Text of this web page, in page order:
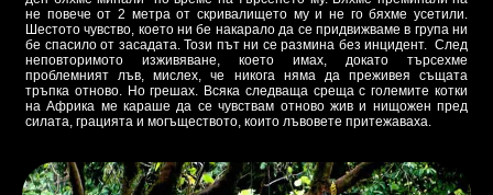
не повече от 2 метра от скривалището му и не го бяхме усетили.
Шестото чувство, което ни бе накарало да се придвижваме в група ни
бе спасило от засадата. Този път ни се размина без инцидент. След
неповторимото изживяване, което имах, докато търсехме
проблемният лъв, мислех, че никога няма да преживея същата
тръпка отново. Но грешах. Всяка следваща среща с големите котки
на Африка ме караше да се чувствам отново жив и нищожен пред
силата, грацията и могъществото, които лъвовете притежаваха.